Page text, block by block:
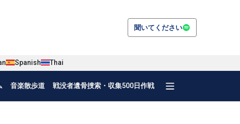
聞いてください
Spanish Thai
音楽散歩道 戦没者遺骨捜索・収集500日作戦